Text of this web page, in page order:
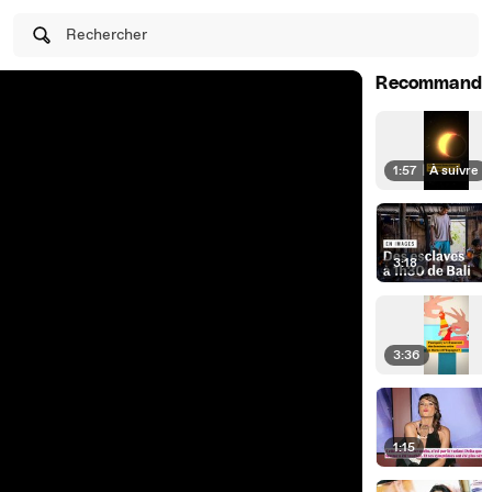
Rechercher
1:57 À suivre
3:18
3:36
1:15